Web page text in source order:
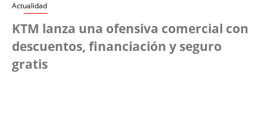
Actualidad
KTM lanza una ofensiva comercial con
descuentos, financiación y seguro
gratis